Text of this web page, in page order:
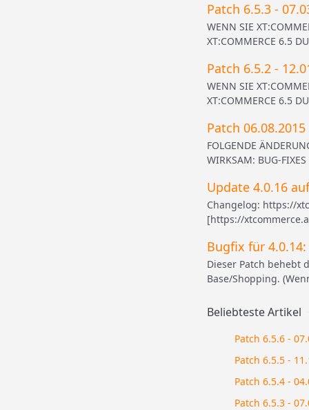
Patch 6.5.3 -
WENN SIE
XT:COMMERCE 6.5
Patch 6.5.2 -
WENN SIE
XT:COMMERCE 6.5
Patch
FOLGENDE
WIRKSAM: BUG-
Update 4.0.16
Changelog: https://
[https://
Bugfix für
Dieser Patch behebt
Base/Shopping.
Beliebteste Artikel
Patch 6.5.6 -
Patch 6.5.5 -
Patch 6.5.4 -
Patch 6.5.3 -